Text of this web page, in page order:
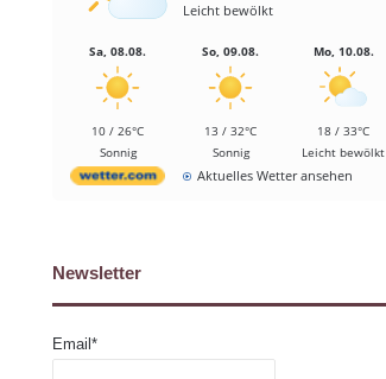
Leicht bewölkt
Sa, 08.08.
10 / 26°C
Sonnig
So, 09.08.
13 / 32°C
Sonnig
Mo, 10.08.
18 / 33°C
Leicht bewölkt
Aktuelles Wetter ansehen
Newsletter
Email*